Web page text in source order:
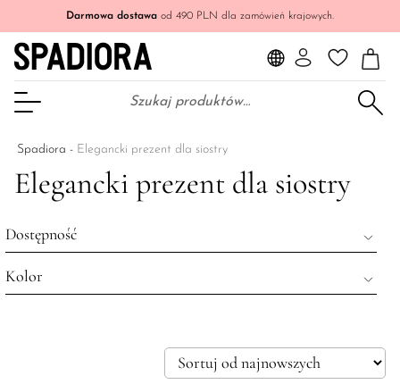
Darmowa dostawa od 490 PLN dla zamówień krajowych.
Szukaj:
Spadiora - Elegancki prezent dla siostry
Elegancki prezent dla siostry
Dostępność
Wyprzedane
Na stanie
Kolor